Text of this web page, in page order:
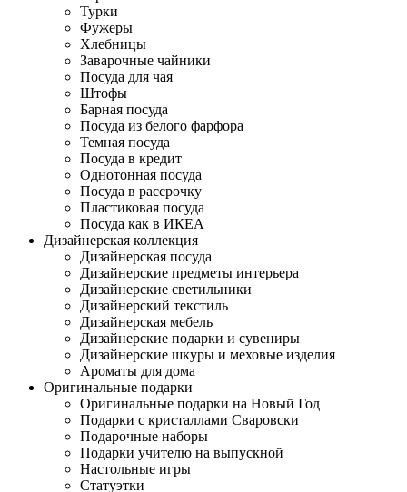
Турки
Фужеры
Хлебницы
Заварочные чайники
Посуда для чая
Штофы
Барная посуда
Посуда из белого фарфора
Темная посуда
Посуда в кредит
Однотонная посуда
Посуда в рассрочку
Пластиковая посуда
Посуда как в ИКЕА
Дизайнерская коллекция
Дизайнерская посуда
Дизайнерские предметы интерьера
Дизайнерские светильники
Дизайнерский текстиль
Дизайнерская мебель
Дизайнерские подарки и сувениры
Дизайнерские шкуры и меховые изделия
Ароматы для дома
Оригинальные подарки
Оригинальные подарки на Новый Год
Подарки с кристаллами Сваровски
Подарочные наборы
Подарки учителю на выпускной
Настольные игры
Статуэтки